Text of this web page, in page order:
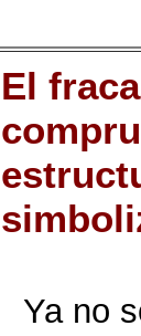
El
Ya no